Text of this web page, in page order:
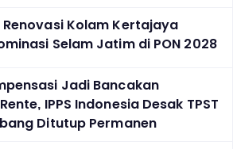
Kolam Kertajaya
Selam Jatim di PON 2028
Jadi Bancakan
IPPS Indonesia Desak TPST
Ditutup Permanen